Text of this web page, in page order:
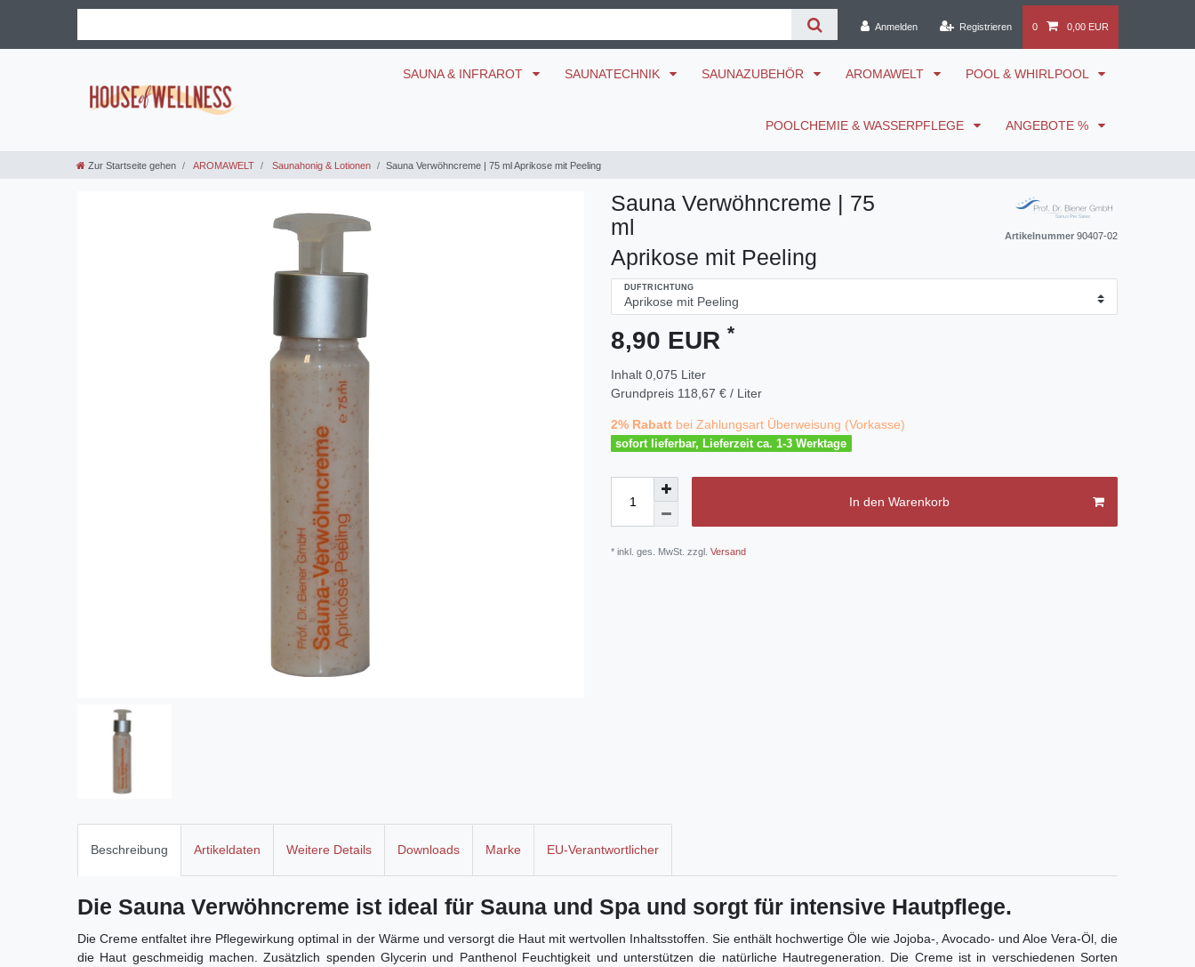
Anmelden Registrieren 0 0,00 EUR
SAUNA & INFRAROT SAUNATECHNIK SAUNAZUBEHÖR AROMAWELT POOL & WHIRLPOOL
POOLCHEMIE & WASSERPFLEGE ANGEBOTE %
Zur Startseite gehen AROMAWELT Saunahonig & Lotionen Sauna Verwöhncreme | 75 ml Aprikose mit Peeling
Sauna Verwöhncreme | 75
ml
Aprikose mit Peeling
Artikelnummer 90407-02
DUFTRICHTUNG
8,90 EUR *
Inhalt 0,075 Liter
Grundpreis 118,67 € / Liter
2% Rabatt bei Zahlungsart Überweisung (Vorkasse)
sofort lieferbar, Lieferzeit ca. 1-3 Werktage
In den Warenkorb
* inkl. ges. MwSt. zzgl. Versand
Beschreibung Artikeldaten Weitere Details Downloads Marke EU-Verantwortlicher
Die Sauna Verwöhncreme ist ideal für Sauna und Spa und sorgt für intensive Hautpflege.
Die Creme entfaltet ihre Pflegewirkung optimal in der Wärme und versorgt die Haut mit wertvollen Inhaltsstoffen. Sie enthält hochwertige Öle wie Jojoba-, Avocado- und Aloe Vera-Öl, die
die Haut geschmeidig machen. Zusätzlich spenden Glycerin und Panthenol Feuchtigkeit und unterstützen die natürliche Hautregeneration. Die Creme ist in verschiedenen Sorten